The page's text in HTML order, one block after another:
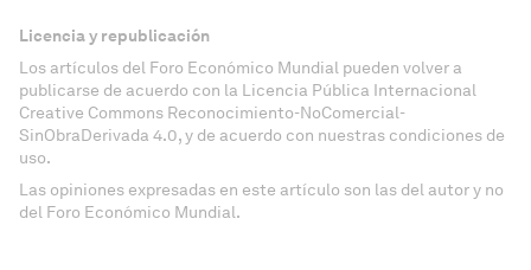
Licencia y republicación
Los artículos del Foro Económico Mundial pueden volver a
publicarse de acuerdo con la Licencia Pública Internacional
Creative Commons Reconocimiento-NoComercial-
SinObraDerivada 4.0, y de acuerdo con nuestras condiciones de
uso.
Las opiniones expresadas en este artículo son las del autor y no
del Foro Económico Mundial.